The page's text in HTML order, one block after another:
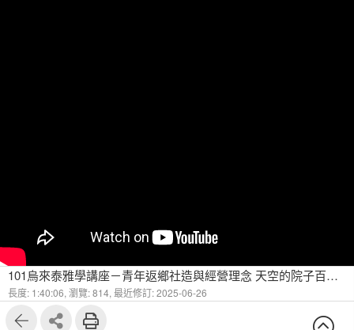
101烏來泰雅學講座－青年返鄉社造與經營理念 天空的院子百年相遇在竹山－4
長度: 1:40:06, 瀏覽: 814, 最近修訂: 2025-06-26